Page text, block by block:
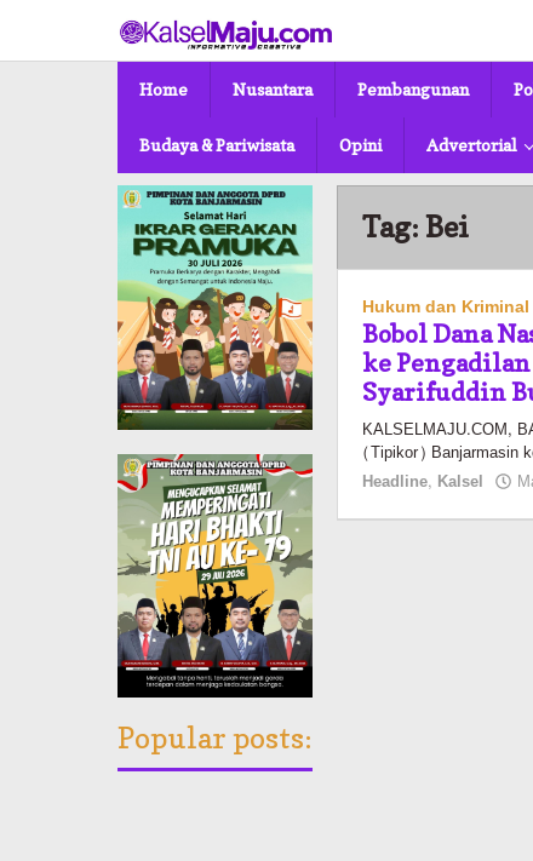
konten
Home Nusantara Pembangunan
Budaya & Pariwisata Opini Advertorial
Popular posts:
Tag:Bei
Hukum dan Kriminal
Bobol Dana
ke
Syarifuddin
KALSELMAJU.COM,
(Tipikor) Banjarmasin
Headline, Kalsel